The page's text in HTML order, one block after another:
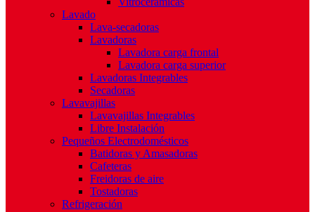
Lavado
Lava-secadoras
Lavadoras
Lavadora carga frontal
Lavadora carga superior
Lavadoras Integrables
Secadoras
Lavavajillas
Lavavajillas Integrables
Libre Instalación
Pequeños Electrodomésticos
Batidoras y Amasadoras
Cafeteras
Freidoras de aire
Tostadoras
Refrigeración